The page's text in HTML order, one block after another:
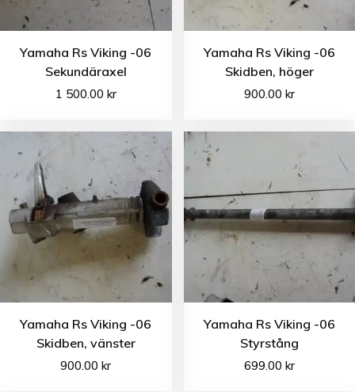
Yamaha Rs Viking -06
Sekundäraxel
1 500.00 kr
Yamaha Rs Viking -06
Skidben, höger
900.00 kr
Yamaha Rs Viking -06
Skidben, vänster
900.00kr
Yamaha Rs Viking -06
Styrstång
699.00 kr